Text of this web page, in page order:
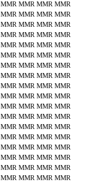
MMR MMR MMR MMR
MMR MMR MMR MMR
MMR MMR MMR MMR
MMR MMR MMR MMR
MMR MMR MMR MMR
MMR MMR MMR MMR
MMR MMR MMR MMR
MMR MMR MMR MMR
MMR MMR MMR MMR
MMR MMR MMR MMR
MMR MMR MMR MMR
MMR MMR MMR MMR
MMR MMR MMR MMR
MMR MMR MMR MMR
MMR MMR MMR MMR
MMR MMR MMR MMR
MMR MMR MMR MMR
MMR MMR MMR MMR